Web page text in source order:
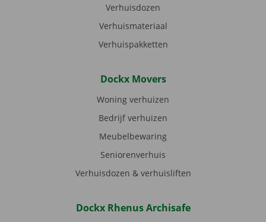
Verhuisdozen
Verhuismateriaal
Verhuispakketten
Dockx Movers
Woning verhuizen
Bedrijf verhuizen
Meubelbewaring
Seniorenverhuis
Verhuisdozen & verhuisliften
Dockx Rhenus Archisafe